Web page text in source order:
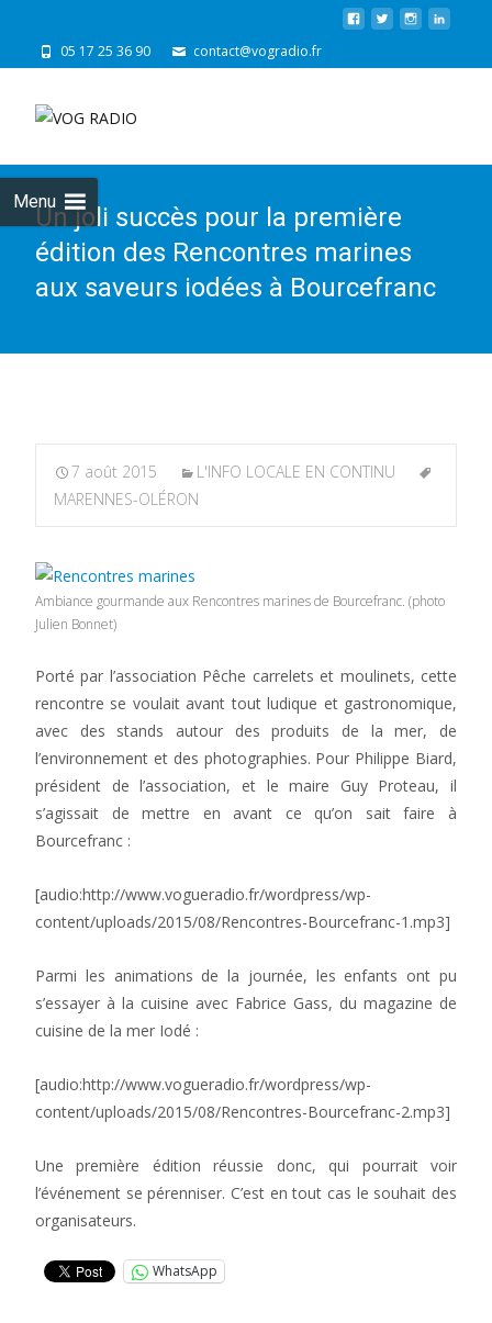
05 17 25 36 90 contact@vogradio.fr
Menu
Un joli succès pour la première
édition des Rencontres marines
aux saveurs iodées à Bourcefranc
7 août 2015
L'INFO LOCALE EN CONTINU
MARENNES-OLÉRON
Ambiance gourmande aux Rencontres marines de Bourcefranc. (photo
Julien Bonnet)
Porté par l’association Pêche carrelets et moulinets, cette
rencontre se voulait avant tout ludique et gastronomique,
avec des stands autour des produits de la mer, de
l’environnement et des photographies. Pour Philippe Biard,
président de l’association, et le maire Guy Proteau, il
s’agissait de mettre en avant ce qu’on sait faire à
Bourcefranc :
[audio:http://www.vogueradio.fr/wordpress/wp-
content/uploads/2015/08/Rencontres-Bourcefranc-1.mp3]
Parmi les animations de la journée, les enfants ont pu
s’essayer à la cuisine avec Fabrice Gass, du magazine de
cuisine de la mer Iodé :
[audio:http://www.vogueradio.fr/wordpress/wp-
content/uploads/2015/08/Rencontres-Bourcefranc-2.mp3]
Une première édition réussie donc, qui pourrait voir
l’événement se pérenniser. C’est en tout cas le souhait des
organisateurs.
WhatsApp